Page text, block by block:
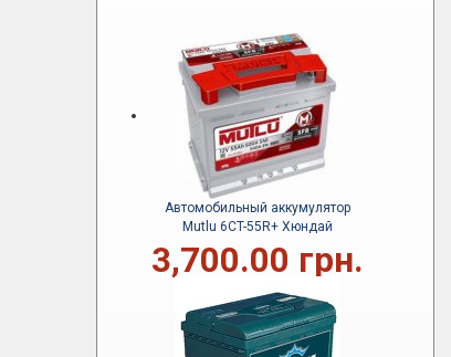
Автомобильный аккумулятор
Mutlu 6CT-55R+ Хюндай
3,700.00 грн.